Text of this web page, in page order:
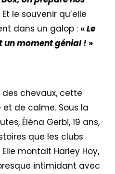
Et le souvenir qu’elle
dans un galop : «Le
un moment génial ! »
chevaux, cette
de calme. Sous la
Éléna Gerbi, 19 ans,
que les clubs
montait Harley Hoy,
intimidant avec